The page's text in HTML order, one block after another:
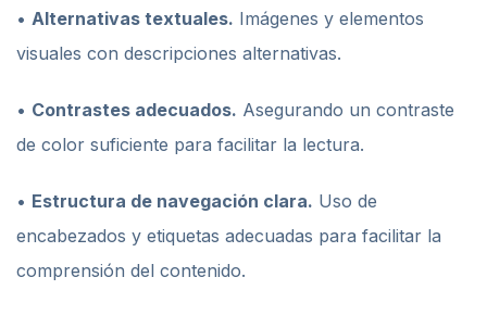
• Alternativas textuales. Imágenes y elementos
visuales con descripciones alternativas.
• Contrastes adecuados. Asegurando un contraste
de color suficiente para facilitar la lectura.
• Estructura de navegación clara. Uso de
encabezados y etiquetas adecuadas para facilitar la
comprensión del contenido.